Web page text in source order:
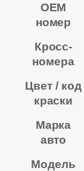
OEM
номер
Кросс-
номера
Цвет / код
краски
Марка
авто
Модель